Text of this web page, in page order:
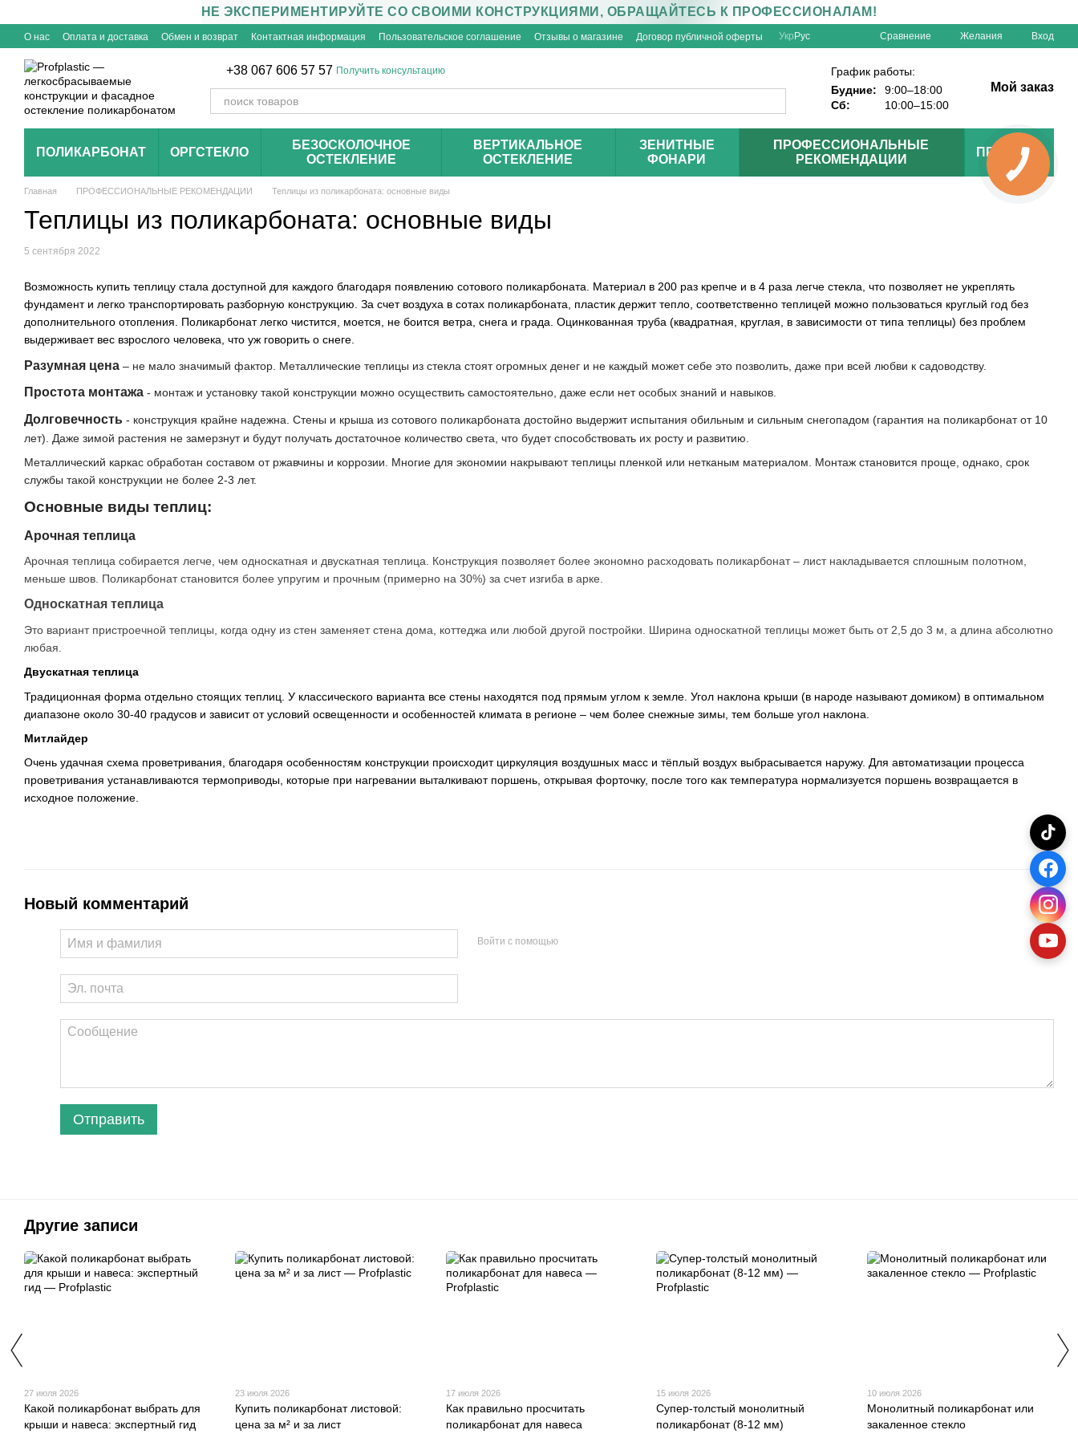
НЕ ЭКСПЕРИМЕНТИРУЙТЕ СО СВОИМИ КОНСТРУКЦИЯМИ, ОБРАЩАЙТЕСЬ К ПРОФЕССИОНАЛАМ!
О нас Оплата и доставка Обмен и возврат Контактная информация Пользовательское соглашение Отзывы о магазине Договор публичной оферты Укр Рус Сравнение Желания Вход
+38 067 606 57 57 Получить консультацию
График работы:
Будние:
9:00–18:00
Сб:
10:00–15:00
Мой заказ
ПОЛИКАРБОНАТ ОРГСТЕКЛО
БЕЗОСКОЛОЧНОЕ
ОСТЕКЛЕНИЕ
ВЕРТИКАЛЬНОЕ
ОСТЕКЛЕНИЕ
ЗЕНИТНЫЕ
ФОНАРИ
ПРОФЕССИОНАЛЬНЫЕ
РЕКОМЕНДАЦИИ
ПРОЕКТЫ
Главная ПРОФЕССИОНАЛЬНЫЕ РЕКОМЕНДАЦИИ Теплицы из поликарбоната: основные виды
Теплицы из поликарбоната: основные виды
5 сентября 2022
Возможность купить теплицу стала доступной для каждого благодаря появлению сотового поликарбоната. Материал в 200 раз крепче и в 4 раза легче стекла, что позволяет не укреплять
фундамент и легко транспортировать разборную конструкцию. За счет воздуха в сотах поликарбоната, пластик держит тепло, соответственно теплицей можно пользоваться круглый год без
дополнительного отопления. Поликарбонат легко чистится, моется, не боится ветра, снега и града. Оцинкованная труба (квадратная, круглая, в зависимости от типа теплицы) без проблем
выдерживает вес взрослого человека, что уж говорить о снеге.
Разумная цена – не мало значимый фактор. Металлические теплицы из стекла стоят огромных денег и не каждый может себе это позволить, даже при всей любви к садоводству.
Простота монтажа - монтаж и установку такой конструкции можно осуществить самостоятельно, даже если нет особых знаний и навыков.
Долговечность - конструкция крайне надежна. Стены и крыша из сотового поликарбоната достойно выдержит испытания обильным и сильным снегопадом (гарантия на поликарбонат от 10
лет). Даже зимой растения не замерзнут и будут получать достаточное количество света, что будет способствовать их росту и развитию.
Металлический каркас обработан составом от ржавчины и коррозии. Многие для экономии накрывают теплицы пленкой или нетканым материалом. Монтаж становится проще, однако, срок
службы такой конструкции не более 2-3 лет.
Основные виды теплиц:
Арочная теплица
Арочная теплица собирается легче, чем односкатная и двускатная теплица. Конструкция позволяет более экономно расходовать поликарбонат – лист накладывается сплошным полотном,
меньше швов. Поликарбонат становится более упругим и прочным (примерно на 30%) за счет изгиба в арке.
Односкатная теплица
Это вариант пристроечной теплицы, когда одну из стен заменяет стена дома, коттеджа или любой другой постройки. Ширина односкатной теплицы может быть от 2,5 до 3 м, а длина абсолютно
любая.
Двускатная теплица
Традиционная форма отдельно стоящих теплиц. У классического варианта все стены находятся под прямым углом к земле. Угол наклона крыши (в народе называют домиком) в оптимальном
диапазоне около 30-40 градусов и зависит от условий освещенности и особенностей климата в регионе – чем более снежные зимы, тем больше угол наклона.
Митлайдер
Очень удачная схема проветривания, благодаря особенностям конструкции происходит циркуляция воздушных масс и тёплый воздух выбрасывается наружу. Для автоматизации процесса
проветривания устанавливаются термоприводы, которые при нагревании выталкивают поршень, открывая форточку, после того как температура нормализуется поршень возвращается в
исходное положение.
Новый комментарий
Войти с помощью
Отправить
Другие записи
27 июля 2026
Какой поликарбонат выбрать для
крыши и навеса: экспертный гид
23 июля 2026
Купить поликарбонат листовой:
цена за м² и за лист
17 июля 2026
Как правильно просчитать
поликарбонат для навеса
15 июля 2026
Супер-толстый монолитный
поликарбонат (8-12 мм)
10 июля 2026
Монолитный поликарбонат или
закаленное стекло